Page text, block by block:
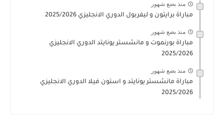
منذ بضع شهور
مباراة برايتون و ليفربول الدوري الانجليزي 2025/2026
منذ بضع شهور
مباراة بورنموت و مانشستر يونايتد الدوري الانجليزي
2025/2026
منذ بضع شهور
مباراة مانشستر يونايتد و استون فيلا الدوري الانجليزي
2025/2026